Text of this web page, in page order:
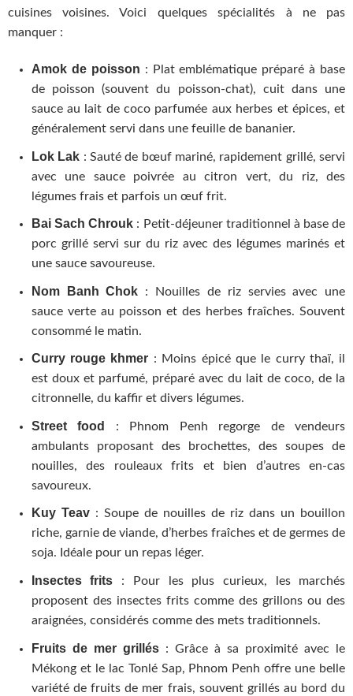
cuisines voisines. Voici quelques spécialités à ne pas
manquer :
Amok de poisson : Plat emblématique préparé à base
de poisson (souvent du poisson-chat), cuit dans une
sauce au lait de coco parfumée aux herbes et épices, et
généralement servi dans une feuille de bananier.
Lok Lak : Sauté de bœuf mariné, rapidement grillé, servi
avec une sauce poivrée au citron vert, du riz, des
légumes frais et parfois un œuf frit.
Bai Sach Chrouk : Petit-déjeuner traditionnel à base de
porc grillé servi sur du riz avec des légumes marinés et
une sauce savoureuse.
Nom Banh Chok : Nouilles de riz servies avec une
sauce verte au poisson et des herbes fraîches. Souvent
consommé le matin.
Curry rouge khmer : Moins épicé que le curry thaï, il
est doux et parfumé, préparé avec du lait de coco, de la
citronnelle, du kaffir et divers légumes.
Street food
: Phnom Penh regorge de vendeurs
ambulants proposant des brochettes, des soupes de
nouilles, des rouleaux frits et bien d’autres en-cas
savoureux.
Kuy Teav: Soupe de nouilles de riz dans un bouillon
riche, garnie de viande, d’herbes fraîches et de germes de
soja. Idéale pour un repas léger.
Insectes frits : Pour les plus curieux, les marchés
proposent des insectes frits comme des grillons ou des
araignées, considérés comme des mets traditionnels.
Fruits de mer grillés: Grâce à sa proximité avec le
Mékong et le lac Tonlé Sap, Phnom Penh offre une belle
variété de fruits de mer frais, souvent grillés au bord du